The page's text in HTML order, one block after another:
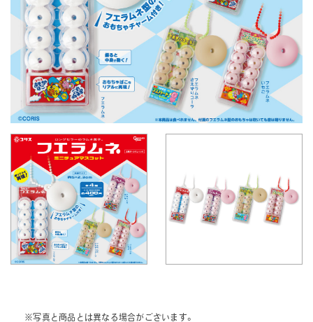
こちら
※写真と商品とは異なる場合がございます。